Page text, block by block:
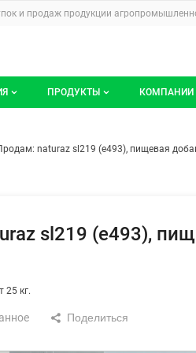
по сайту
и продаж продукции
сайта foodretail.ru
ПРОДУКТЫ КОМПАНИИ
Продам:
naturaz sl219 (e493), пищевая
sl219 (e493),
25 кг.